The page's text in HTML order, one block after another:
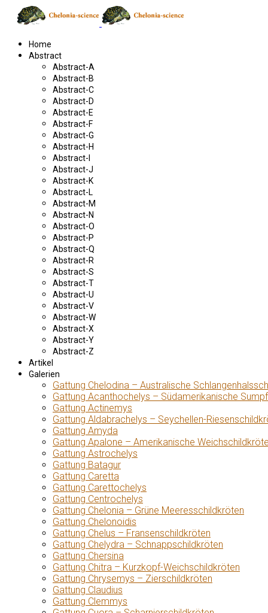
Home
Abstract
Abstract-A
Abstract-B
Abstract-C
Abstract-D
Abstract-E
Abstract-F
Abstract-G
Abstract-H
Abstract-I
Abstract-J
Abstract-K
Abstract-L
Abstract-M
Abstract-N
Abstract-O
Abstract-P
Abstract-Q
Abstract-R
Abstract-S
Abstract-T
Abstract-U
Abstract-V
Abstract-W
Abstract-X
Abstract-Y
Abstract-Z
Artikel
Galerien
Gattung Chelodina – Australische
Gattung Acanthochelys – Südamerikanische
Gattung Actinemys
Gattung Aldabrachelys – Seychellen-
Gattung Amyda
Gattung Apalone – Amerikanische
Gattung Astrochelys
Gattung Batagur
Gattung Caretta
Gattung Carettochelys
Gattung Centrochelys
Gattung Chelonia – Grüne Meeresschildkröten
Gattung Chelonoidis
Gattung Chelus – Fransenschildkröten
Gattung Chelydra – Schnappschildkröten
Gattung Chersina
Gattung Chitra – Kurzkopf-Weichschildkröten
Gattung Chrysemys – Zierschildkröten
Gattung Claudius
Gattung Clemmys